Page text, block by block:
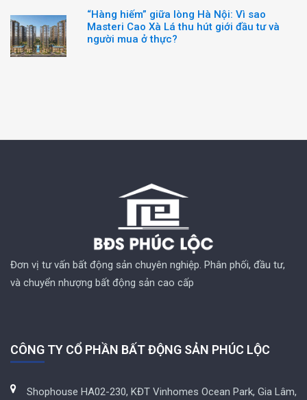
“Hàng hiếm” giữa lòng Hà Nội: Vì sao
Masteri Cao Xà Lá thu hút giới đầu tư và
người mua ở thực?
Đơn vị tư vấn bất động sản chuyên nghiệp. Phân phối, đầu tư,
và chuyển nhượng bất động sản cao cấp
CÔNG TY CỔ PHẦN BẤT ĐỘNG SẢN PHÚC LỘC
Shophouse HA02-230, KĐT Vinhomes Ocean Park, Gia Lâm,